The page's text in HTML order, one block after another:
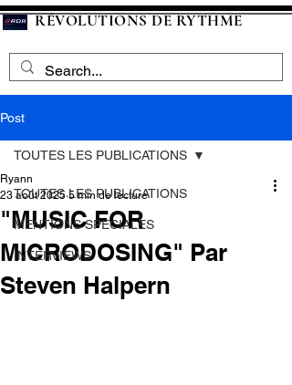
RÉVOLUTIONS DE RYTHME
Post
TOUTES LES PUBLICATIONS
MENTIONS SPECIALES
INTERVIEWS
TOUTES LES PUBLICATIONS
"MUSIC FOR
MICRODOSING" Par
Steven Halpern
Ryann
23 août 2025 5 min de lecture